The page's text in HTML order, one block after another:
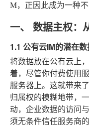
M，正因此成为一种不
一、 数据主权：
1.1 公有云IM的潜在
将数据放在公有云上
着，尽管你付费使用
服务器上。这就带来
归属权的模糊地带，
动，企业数据的访问
须无条件信任服务商